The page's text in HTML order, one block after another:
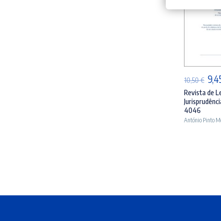
10,50€ O
era:
Revista de
4046
António Pinto